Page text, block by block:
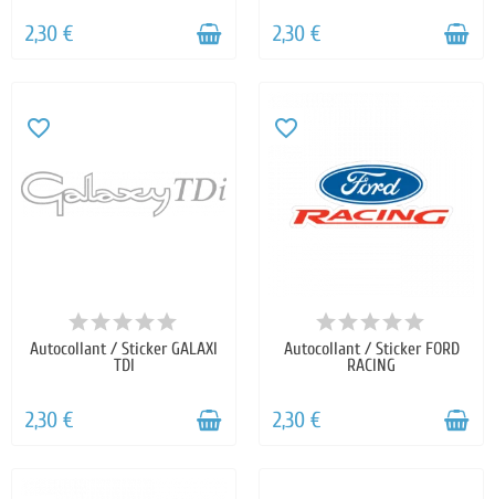
2,30 € 2,30 €
favorite_border
Autocollant / Sticker GALAXI
TDI
2,30 €
favorite_border
Autocollant / Sticker FORD
RACING
2,30 €